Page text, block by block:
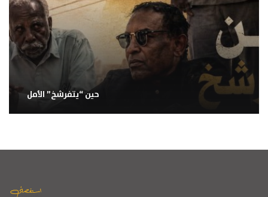
حين “يتفرشخ” الأمل